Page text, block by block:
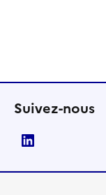
Suivez-nous